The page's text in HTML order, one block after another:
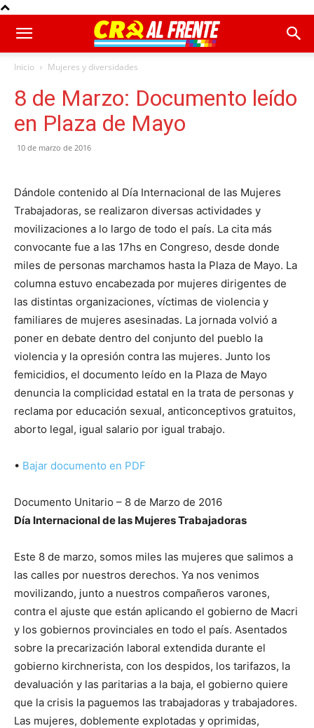
Inicio Mujeres y diversidades
8 de Marzo: Documento leído
en Plaza de Mayo
10 de marzo de 2016
Dándole contenido al Día Internacional de las Mujeres
Trabajadoras, se realizaron diversas actividades y
movilizaciones a lo largo de todo el país. La cita más
convocante fue a las 17hs en Congreso, desde donde
miles de personas marchamos hasta la Plaza de Mayo. La
columna estuvo encabezada por mujeres dirigentes de
las distintas organizaciones, víctimas de violencia y
familiares de mujeres asesinadas. La jornada volvió a
poner en debate dentro del conjunto del pueblo la
violencia y la opresión contra las mujeres. Junto los
femicidios, el documento leído en la Plaza de Mayo
denuncia la complicidad estatal en la trata de personas y
reclama por educación sexual, anticonceptivos gratuitos,
aborto legal, igual salario por igual trabajo.
• Bajar documento en PDF
Documento Unitario – 8 de Marzo de 2016
Día Internacional de las Mujeres Trabajadoras
Este 8 de marzo, somos miles las mujeres que salimos a
las calles por nuestros derechos. Ya nos venimos
movilizando, junto a nuestros compañeros varones,
contra el ajuste que están aplicando el gobierno de Macri
y los gobiernos provinciales en todo el país. Asentados
sobre la precarización laboral extendida durante el
gobierno kirchnerista, con los despidos, los tarifazos, la
devaluación y las paritarias a la baja, el gobierno quiere
que la crisis la paguemos las trabajadoras y trabajadores.
Las mujeres, doblemente explotadas y oprimidas,